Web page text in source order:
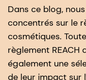
Dans ce blog,
concentrés sur le
cosmétiques.
règlement REACH
également une
de leur impact sur